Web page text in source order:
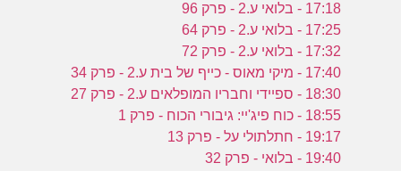
17:18 - בלואי ע.2 - פרק 96
17:25 - בלואי ע.2 - פרק 64
17:32 - בלואי ע.2 - פרק 72
17:40 - מיקי מאוס - כייף של בית ע.2 - פרק 34
18:30 - ספיידי וחבריו המופלאים ע.2 - פרק 27
18:55 - כוח פיג'יי: גיבורי הכוח - פרק 1
19:17 - חתלתולי על - פרק 13
19:40 - בלואי - פרק 32